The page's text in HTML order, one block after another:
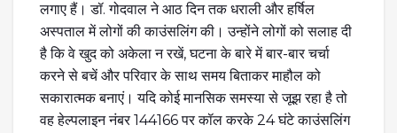
लगाए हैं। डॉ. गोदवाल ने आठ दिन तक धराली और हर्षिल
अस्पताल में लोगों की काउंसलिंग की। उन्होंने लोगों को सलाह दी
है कि वे खुद को अकेला न रखें, घटना के बारे में बार-बार चर्चा
करने से बचें और परिवार के साथ समय बिताकर माहौल को
सकारात्मक बनाएं। यदि कोई मानसिक समस्या से जूझ रहा है तो
वह हेल्पलाइन नंबर 144166 पर कॉल करके 24 घंटे काउंसलिंग